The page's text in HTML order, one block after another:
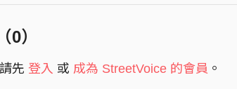
｜馬恩典 Mangququ Libaz
｜蕭晏博 Alan Hsiao、邱宣凱 Kenny
？
0）
先 登入 或 成為 StreetVoice 的會員 。